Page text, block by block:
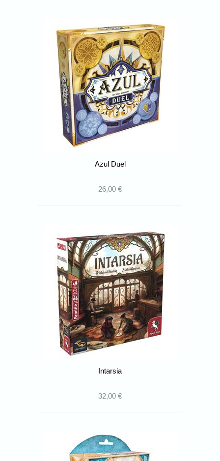
Azul Duel
26,00 €
Intarsia
32,00 €